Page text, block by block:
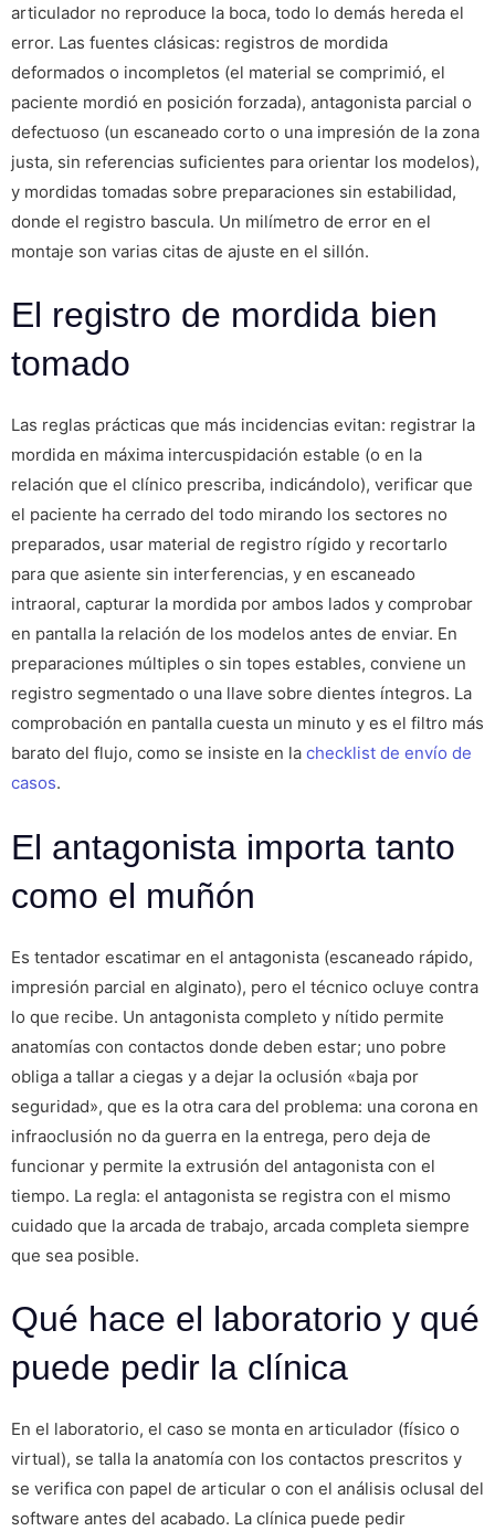
articulador no reproduce la boca, todo lo demás hereda el
error. Las fuentes clásicas: registros de mordida
deformados o incompletos (el material se comprimió, el
paciente mordió en posición forzada), antagonista parcial o
defectuoso (un escaneado corto o una impresión de la zona
justa, sin referencias suficientes para orientar los modelos),
y mordidas tomadas sobre preparaciones sin estabilidad,
donde el registro bascula. Un milímetro de error en el
montaje son varias citas de ajuste en el sillón.
El registro de mordida bien
tomado
Las reglas prácticas que más incidencias evitan: registrar la
mordida en máxima intercuspidación estable (o en la
relación que el clínico prescriba, indicándolo), verificar que
el paciente ha cerrado del todo mirando los sectores no
preparados, usar material de registro rígido y recortarlo
para que asiente sin interferencias, y en escaneado
intraoral, capturar la mordida por ambos lados y comprobar
en pantalla la relación de los modelos antes de enviar. En
preparaciones múltiples o sin topes estables, conviene un
registro segmentado o una llave sobre dientes íntegros. La
comprobación en pantalla cuesta un minuto y es el filtro más
barato del flujo, como se insiste en la checklist de envío de
casos.
El antagonista importa tanto
como el muñón
Es tentador escatimar en el antagonista (escaneado rápido,
impresión parcial en alginato), pero el técnico ocluye contra
lo que recibe. Un antagonista completo y nítido permite
anatomías con contactos donde deben estar; uno pobre
obliga a tallar a ciegas y a dejar la oclusión «baja por
seguridad», que es la otra cara del problema: una corona en
infraoclusión no da guerra en la entrega, pero deja de
funcionar y permite la extrusión del antagonista con el
tiempo. La regla: el antagonista se registra con el mismo
cuidado que la arcada de trabajo, arcada completa siempre
que sea posible.
Qué hace el laboratorio y qué
puede pedir la clínica
En el laboratorio, el caso se monta en articulador (físico o
virtual), se talla la anatomía con los contactos prescritos y
se verifica con papel de articular o con el análisis oclusal del
software antes del acabado. La clínica puede pedir